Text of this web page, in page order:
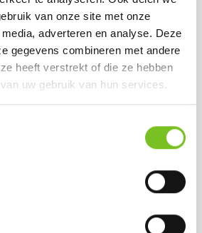
van onze site met onze
adverteren en analyse. Deze
gegevens combineren met andere
heeft verstrekt of die ze hebben
uw gebruik van hun services.
doos)
Op voorraad